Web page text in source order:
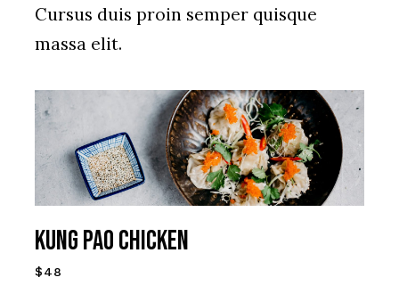
Cursus duis proin semper quisque
massa elit.
Kung Pao chicken
$48